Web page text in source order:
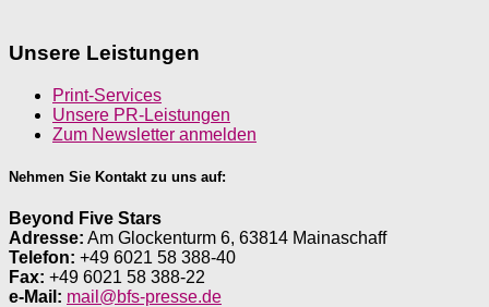
Unsere Leistungen
Print-Services
Unsere PR-Leistungen
Zum Newsletter anmelden
Nehmen Sie Kontakt zu uns auf:
Beyond Five Stars
Adresse: Am Glockenturm 6, 63814 Mainaschaff
Telefon: +49 6021 58 388-40
Fax: +49 6021 58 388-22
e-Mail: mail@bfs-presse.de